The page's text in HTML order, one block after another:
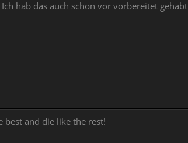
Ich hab das auch schon vor vorbereitet gehabt
best and die like the rest!